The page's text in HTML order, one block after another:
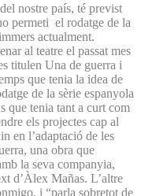
nostre país, té previst
permeti el rodatge de la
actualment.
al teatre el passat mes
titulen Una de guerra i
que tenia la idea de
de la sèrie espanyola
que tenia tant a curt com
els projectes cap al
en l’adaptació de les
una obra que
la seva companyia,
d’Àlex Mañas. L’altre
i “parla sobretot de